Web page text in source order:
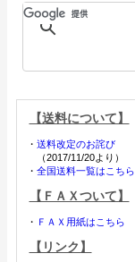
【送料について】
・ 送料改定のお詫び
（2017/11/20より）
・ 全国送料一覧はこちら
【ＦＡＸついて】
・ ＦＡＸ用紙はこちら
【リンク】